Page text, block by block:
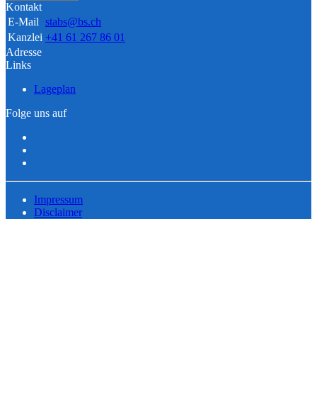
Kontakt
E-Mail stabs@bs.ch
Kanzlei +41 61 267 86 01
Adresse
Links
Lageplan
Folge uns auf
Impressum
Disclaimer